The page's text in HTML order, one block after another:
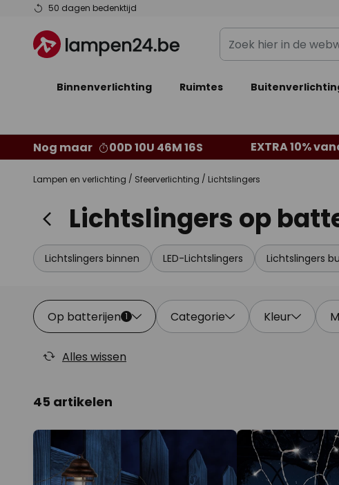
50 dagen bedenktijd
Ga
de
inhoud
Zoek
hier
de
Binnenverlichting Ruimtes
Nog maar 00D 10U 46M 13S EXTRA 10%
Lampen en verlichting Sfeerverlichting Lichtslingers
Lichtslingers op
Lichtslingers binnen LED-Lichtslingers Lichtslingers
Op batterijen 1 Categorie Kleur
Alles wissen
45 artikelen